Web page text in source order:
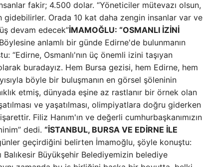
fakir; 4.500 dolar. “Yöneticiler mütevazı olsun,
Orada 10 kat daha zengin insanlar var ve
devam edecek”İMAMOĞLU: “OSMANLI İZİNİ
Böylesine anlamlı bir günde Edirne'de bulunmanın
“Edirne, Osmanlı'nın üç önemli izini taşıyan
buradayız. Hem Bursa gezisi, hem Edirne, hem
böyle bir buluşmanın en görsel şöleninin
etmiş, dünyada eşine az rastlanır bir örnek olan
ve yaşatılması, olimpiyatlara doğru giderken
Filiz Hanım'ın ve değerli cumhurbaşkanımızın
dedi. “İSTANBUL, BURSA VE EDİRNE İLE
geçirdiğini belirten İmamoğlu, şöyle konuştu:
Balıkesir Büyükşehir Belediyemizin belediye